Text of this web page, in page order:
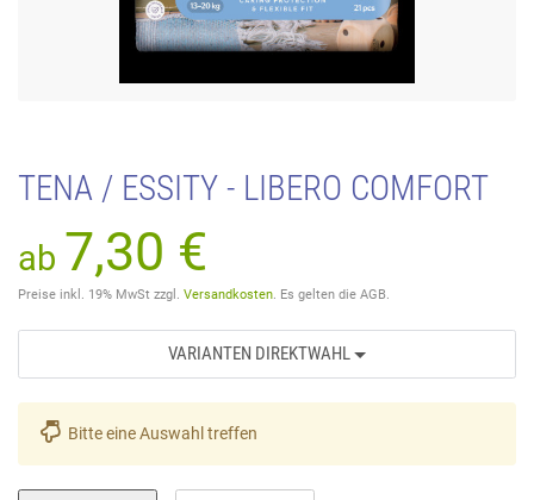
TENA / ESSITY - LIBERO COMFORT
7,30 €
Preise inkl. 19% MwSt zzgl. Versandkosten. Es gelten die AGB.
VARIANTEN DIREKTWAHL
Bitte eine Auswahl treffen